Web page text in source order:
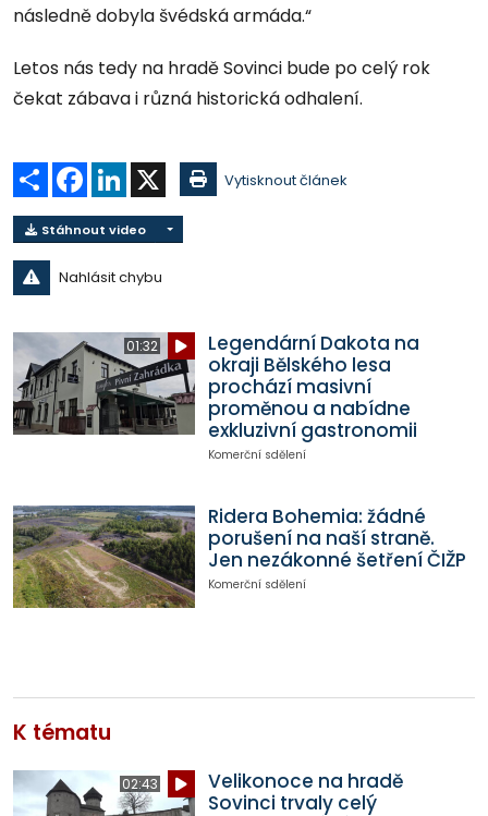
následně dobyla švédská armáda.“
Letos nás tedy na hradě Sovinci bude po celý rok
čekat zábava i různá historická odhalení.
Sdílet Facebook
LinkedIn Vytisknout článek
Stáhnout video
Nahlásit chybu
01:32
Legendární Dakota na
okraji Bělského lesa
prochází masivní
proměnou a nabídne
exkluzivní gastronomii
Komerční sdělení
Ridera Bohemia: žádné
porušení na naší straně.
Jen nezákonné šetření ČIŽP
Komerční sdělení
K tématu
02:43
Velikonoce na hradě
Sovinci trvaly celý